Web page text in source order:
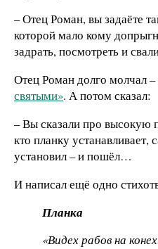
– Отец Роман, вы задаёте
которой мало кому
задрать, посмотреть и
Отец Роман долго молчал –
святыми». А потом сказал:
– Вы сказали про
кто планку устанавливает,
установил – и пошёл…
И написал ещё одно
Планка
«Видех рабов на